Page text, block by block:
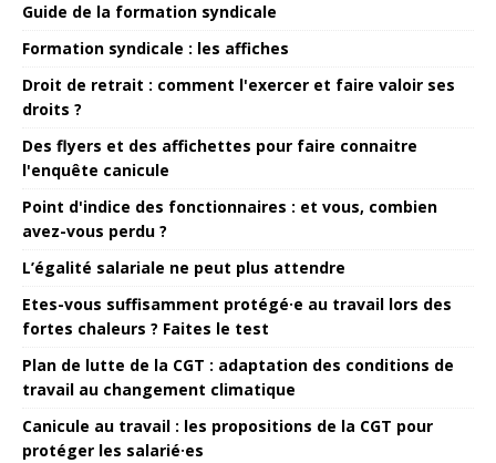
Guide de la formation syndicale
Formation syndicale : les affiches
Droit de retrait : comment l'exercer et faire valoir ses
droits ?
Des flyers et des affichettes pour faire connaitre
l'enquête canicule
Point d'indice des fonctionnaires : et vous, combien
avez-vous perdu ?
L’égalité salariale ne peut plus attendre
Etes-vous suffisamment protégé·e au travail lors des
fortes chaleurs ? Faites le test
Plan de lutte de la CGT : adaptation des conditions de
travail au changement climatique
Canicule au travail : les propositions de la CGT pour
protéger les salarié·es